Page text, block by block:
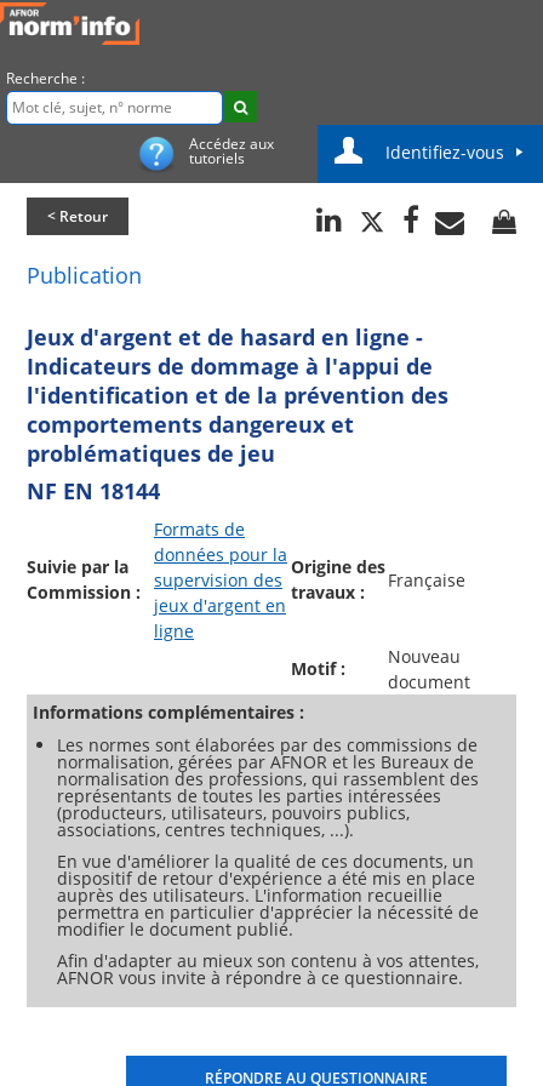
Recherche :
Accédez aux
tutoriels Identifiez-vous
< Retour
Publication
Jeux d'argent et de hasard en ligne -
Indicateurs de dommage à l'appui de
l'identification et de la prévention des
comportements dangereux et
problématiques de jeu
NF EN 18144
Suivie par la
Commission :
Formats de
données pour la
supervision des
jeux d'argent en
ligne
Origine des
travaux :
Française
Motif :
Nouveau
document
Informations complémentaires :
Les normes sont élaborées par des commissions de
normalisation, gérées par AFNOR et les Bureaux de
normalisation des professions, qui rassemblent des
représentants de toutes les parties intéressées
(producteurs, utilisateurs, pouvoirs publics,
associations, centres techniques, ...).
En vue d'améliorer la qualité de ces documents, un
dispositif de retour d'expérience a été mis en place
auprès des utilisateurs. L'information recueillie
permettra en particulier d'apprécier la nécessité de
modifier le document publié.
Afin d'adapter au mieux son contenu à vos attentes,
AFNOR vous invite à répondre à ce questionnaire.
RÉPONDRE AU QUESTIONNAIRE